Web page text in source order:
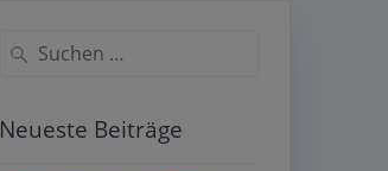
Neueste Beiträge